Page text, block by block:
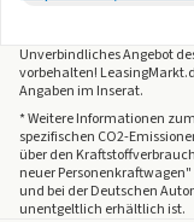
* Nebelscheinwerfer
*
*
Radfahrererkennung
* Online-Dienst, mit
WFS-Verbund
Unverbindliches Angebot
vorbehalten!
Angaben im Inserat.
* Weitere Informationen
spezifischen CO2-
über den
neuer
und bei der Deutschen
unentgeltlich erhältlich ist.